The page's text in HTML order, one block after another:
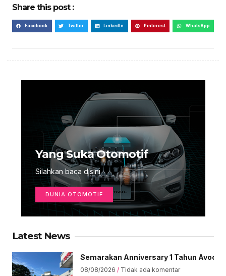
Share this post :
Facebook Twitter LinkedIn Pinterest WhatsApp
Yang Suka Otomotif
Silahkan baca disini
DUNIA OTOMOTIF
Latest News
Semarakan Anniversary 1 Tahun
08/08/2026 Tidak ada komentar